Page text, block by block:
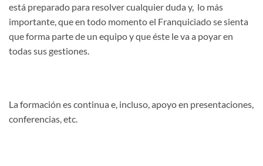
está preparado para resolver cualquier duda y, lo más
importante, que en todo momento el Franquiciado se sienta
que forma parte de un equipo y que éste le va a poyar en
todas sus gestiones.
La formación es continua e, incluso, apoyo en presentaciones,
conferencias, etc.